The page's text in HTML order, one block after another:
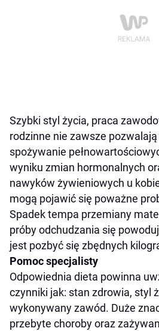
Szybki styl życia, praca
rodzinne nie zawsze
spożywanie
wyniku zmian hormonalnych
nawyków żywieniowych u
mogą pojawić się poważne
Spadek tempa przemiany
próby odchudzania się
jest pozbyć się zbędnych
Pomoc specjalisty
Odpowiednia dieta powinna
czynniki jak: stan zdrowia, styl
wykonywany zawód. Duże
przebyte choroby oraz